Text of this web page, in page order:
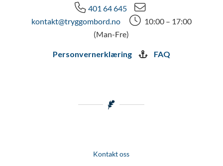
401 64 645
kontakt@tryggombord.no
10:00 – 17:00
(Man-Fre)
Personvernerklæring FAQ
Kontakt oss